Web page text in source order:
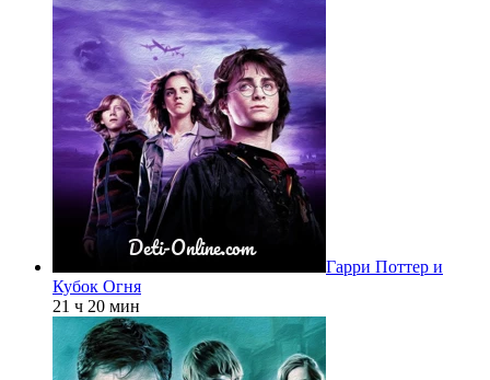
Гарри Поттер и
Кубок Огня
21 ч 20 мин